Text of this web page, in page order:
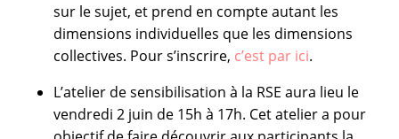
sur le sujet, et prend en compte autant les
dimensions individuelles que les dimensions
collectives. Pour s’inscrire, c’est par ici.
L’atelier de sensibilisation à la RSE aura lieu le
vendredi 2 juin de 15h à 17h. Cet atelier a pour